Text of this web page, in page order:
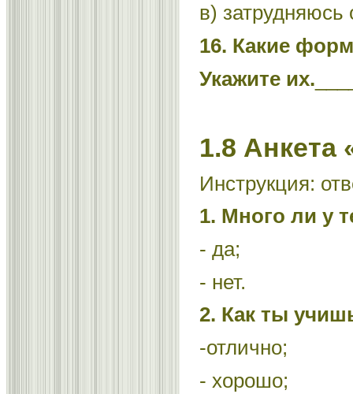
в) затрудняюсь
16. Какие
Укажите их.
1.8 Анкета
Инструкция:
1. Много ли у
- да;
- нет.
2. Как ты
-отлично;
- хорошо;